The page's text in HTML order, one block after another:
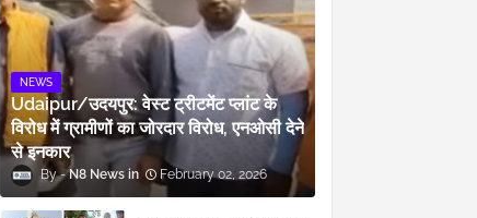
NEWS
Udaipur/उदयपुर: वेस्ट ट्रीटमेंट प्लांट के
विरोध में ग्रामीणों का जोरदार विरोध, एनओसी देने
से इनकार
N8 News February 02, 2026